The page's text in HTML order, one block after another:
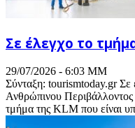
Σε έλεγχο το
29/07/2026 - 6:03 ΜΜ
Σύνταξη: tourismtoday.gr
Ανθρώπινου
τμήμα της KLM που είναι